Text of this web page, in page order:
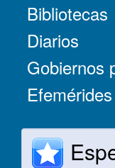
Bibliotecas
Diarios
Gobiernos